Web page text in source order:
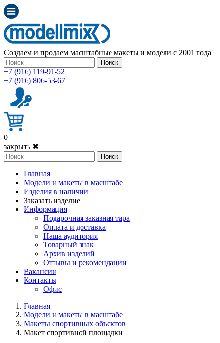
Создаем и продаем масштабные макеты и модели с 2001 года
Поиск
+7 (916) 119-91-52
+7 (916) 806-53-67
0
закрыть ✖
Поиск
Главная
Модели и макеты в масштабе
Изделия в наличии
Заказать изделие
Информация
Подарочная заказная тара
Оплата и доставка
Наша аудитория
Товарный знак
Архив изделий
Отзывы и рекомендации
Вакансии
Контакты
Офис
Главная
Модели и макеты в масштабе
Макеты спортивных объектов
Макет спортивной площадки